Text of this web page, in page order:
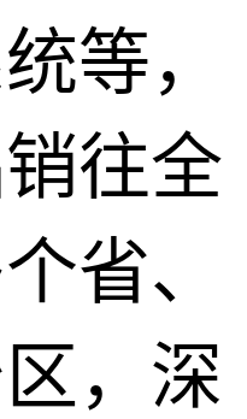
等，
往全
省、
，深